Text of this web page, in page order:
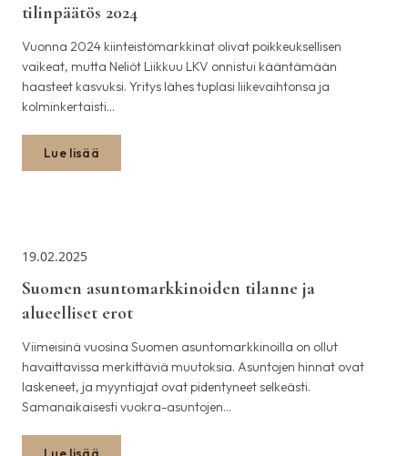
tilinpäätös 2024
Vuonna 2024 kiinteistömarkkinat olivat poikkeuksellisen
vaikeat, mutta Neliöt Liikkuu LKV onnistui kääntämään
haasteet kasvuksi. Yritys lähes tuplasi liikevaihtonsa ja
kolminkertaisti…
Lue lisää
19.02.2025
Suomen asuntomarkkinoiden tilanne ja
alueelliset erot
Viimeisinä vuosina Suomen asuntomarkkinoilla on ollut
havaittavissa merkittäviä muutoksia. Asuntojen hinnat ovat
laskeneet, ja myyntiajat ovat pidentyneet selkeästi.
Samanaikaisesti vuokra-asuntojen…